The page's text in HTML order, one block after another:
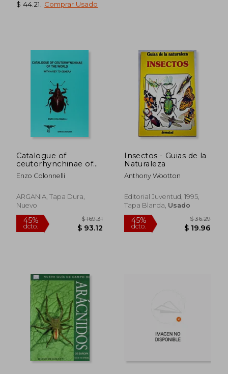
45%
dcto. $ 20.71
45%
dcto.
$ 44.21 Comprar Usado
Catalogue of
ceutorhynchinae of
the world
(coleoptera:
Enzo Colonnelli
ARGANIA, Tapa Dura,
Nuevo
Insectos - Guias de la
Naturaleza
Anthony Wootton
Editorial Juventud, 1995,
Tapa Blanda, Usado